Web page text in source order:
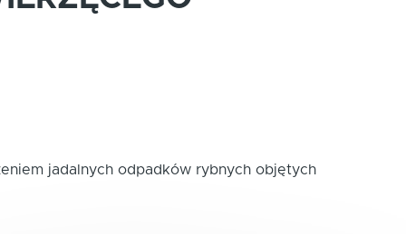
jadalnych odpadków rybnych objętych